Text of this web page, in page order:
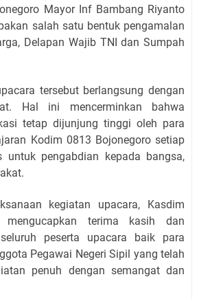
Mayor Inf Bambang Riyanto
salah satu bentuk pengamalan
Delapan Wajib TNI dan Sumpah
tersebut berlangsung dengan
Hal ini mencerminkan bahwa
tetap dijunjung tinggi oleh para
Kodim 0813 Bojonegoro setiap
untuk pengabdian kepada bangsa,
kegiatan upacara, Kasdim
mengucapkan terima kasih dan
peserta upacara baik para
Pegawai Negeri Sipil yang telah
penuh dengan semangat dan